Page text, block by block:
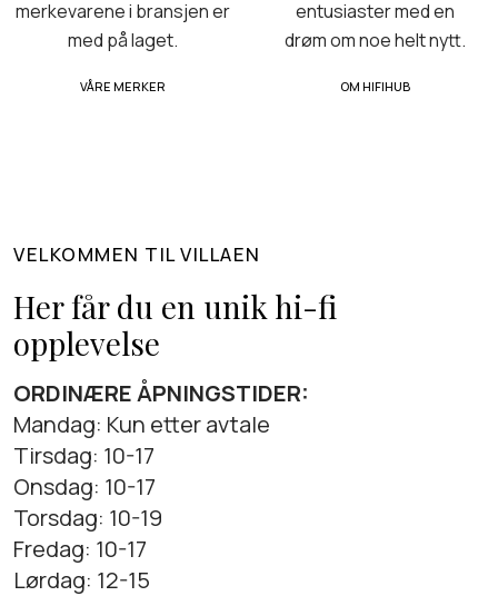
merkevarene i bransjen er
med på laget.
VÅRE MERKER
entusiaster med en
drøm om noe helt nytt.
OM HIFIHUB
VELKOMMEN TIL VILLAEN
Her får du en unik hi-fi
opplevelse
ORDINÆRE ÅPNINGSTIDER:
Mandag: Kun etter avtale
Tirsdag: 10-17
Onsdag: 10-17
Torsdag: 10-19
Fredag: 10-17
Lørdag: 12-15